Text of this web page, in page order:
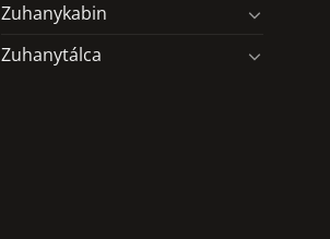
Zuhanykabin
Zuhanytálca